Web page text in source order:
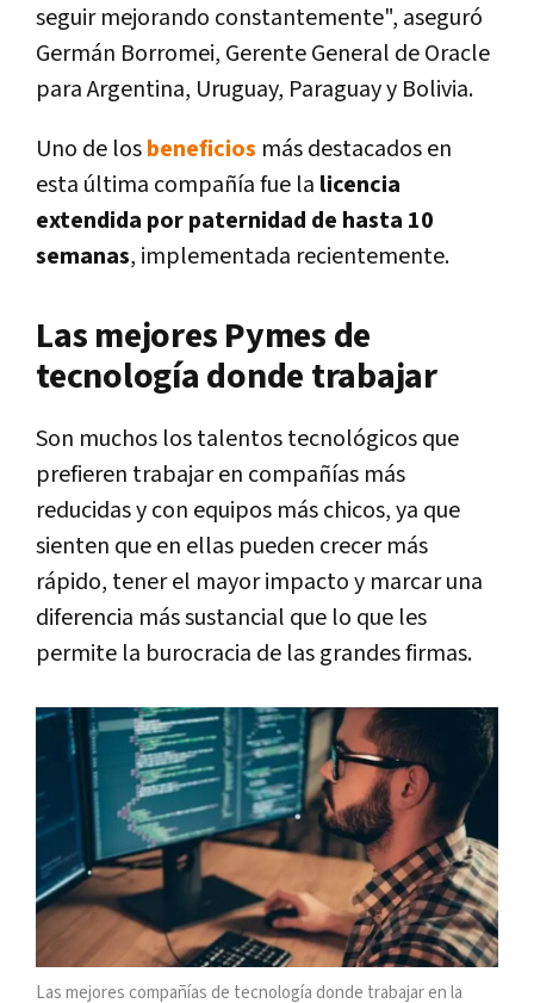
seguir mejorando constantemente", aseguró
Germán Borromei, Gerente General de Oracle
para Argentina, Uruguay, Paraguay y Bolivia.
Uno de losbeneficios más destacados en
esta última compañía fue la licencia
extendida por paternidad de hasta 10
semanas, implementada recientemente.
Las mejores Pymes de
tecnología donde trabajar
Son muchos los talentos tecnológicos que
prefieren trabajar en compañías más
reducidas y con equipos más chicos, ya que
sienten que en ellas pueden crecer más
rápido, tener el mayor impacto y marcar una
diferencia más sustancial que lo que les
permite la burocracia de las grandes firmas.
Las mejores compañías de tecnología donde trabajar en la